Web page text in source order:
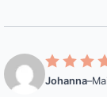
Johanna–